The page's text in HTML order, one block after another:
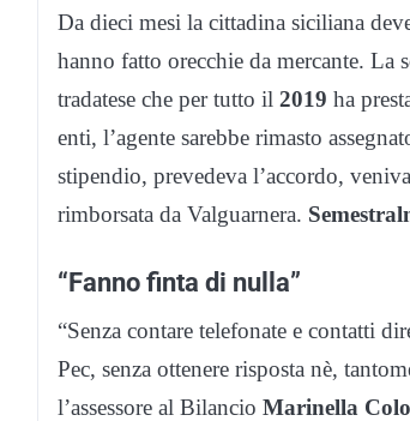
Da dieci mesi la cittadina siciliana
hanno fatto orecchie da mercante. La
tradatese che per tutto il 2019 ha
enti, l’agente sarebbe rimasto
stipendio, prevedeva l’accordo,
rimborsata da Valguarnera.
“Fanno finta di nulla”
“Senza contare telefonate e contatti
Pec, senza ottenere risposta nè,
l’assessore al Bilancio Marinella